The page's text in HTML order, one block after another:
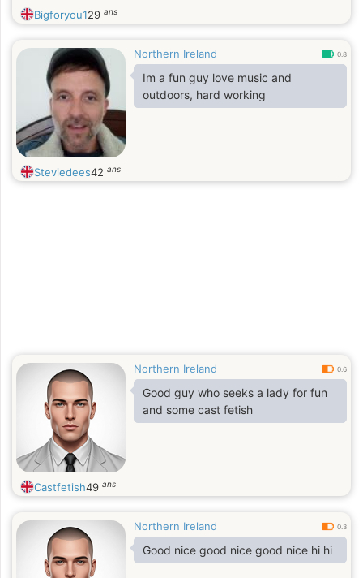
Bigforyou129 ans
Northern Ireland 0.8
Im a fun guy love music and
outdoors, hard working
Steviedees42 ans
Northern Ireland 0.6
Good guy who seeks a lady for fun
and some cast fetish
Castfetish49 ans
Northern Ireland 0.3
Good nice good nice good nice hi hi